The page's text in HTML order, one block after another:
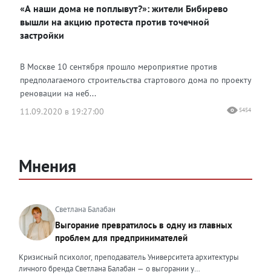
Одноклассники
«А наши дома не поплывут?»: жители Бибирево
вышли на акцию протеста против точечной
застройки
В Москве 10 сентября прошло мероприятие против
предполагаемого строительства стартового дома по проекту
реновации на неб...
11.09.2020 в 19:27:00
5454
Мнения
Светлана Балабан
Выгорание превратилось в одну из главных
проблем для предпринимателей
Кризисный психолог, преподаватель Университета архитектуры
личного бренда Светлана Балабан — о выгорании у